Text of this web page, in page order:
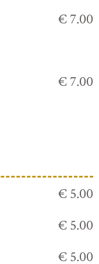
€ 7.00
€ 7.00
€ 5.00
€ 5.00
€ 5.00